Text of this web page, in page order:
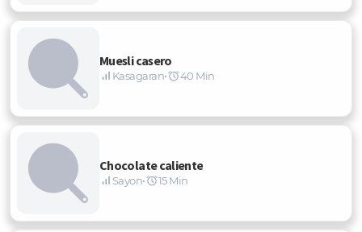
Muesli casero
Kasagaran• 40 Min
Chocolate caliente
Sayon• 15 Min